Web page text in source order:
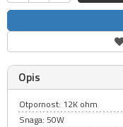
Opis
Otpornost: 12K ohm
Snaga: 50W